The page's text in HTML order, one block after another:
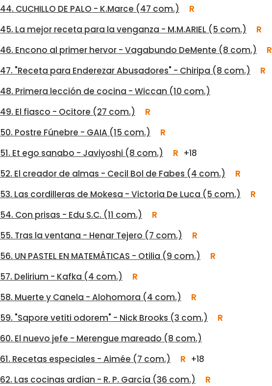
44. CUCHILLO DE PALO - K.Marce (47 com.)
R
45. La mejor receta para la venganza - M.M.ARIEL (5 com.)
R
46. Encono al primer hervor - Vagabundo DeMente (8 com.)
R
47. "Receta para Enderezar Abusadores" - Chiripa (8 com.)
R
48. Primera lección de cocina - Wiccan (10 com.)
49. El fiasco - Ocitore (27 com.)
R
50. Postre Fúnebre - GAIA (15 com.)
R
51. Et ego sanabo - Javiyoshi (8 com.)
R +18
52. El creador de almas - Cecil Bol de Fabes (4 com.)
R
53. Las cordilleras de Mokesa - Victoria De Luca (5 com.)
R
54. Con prisas - Edu S.C. (11 com.)
R
55. Tras la ventana - Henar Tejero (7 com.)
R
56. UN PASTEL EN MATEMÁTICAS - Otilia (9 com.)
R
57. Delirium - Kafka (4 com.)
R
58. Muerte y Canela - Alohomora (4 com.)
R
59. "Sapore vetiti odorem" - Nick Brooks (3 com.)
R
60. El nuevo jefe - Merengue mareado (8 com.)
61. Recetas especiales - Aimée (7 com.)
R +18
62. Las cocinas ardían - R. P. García (36 com.)
R